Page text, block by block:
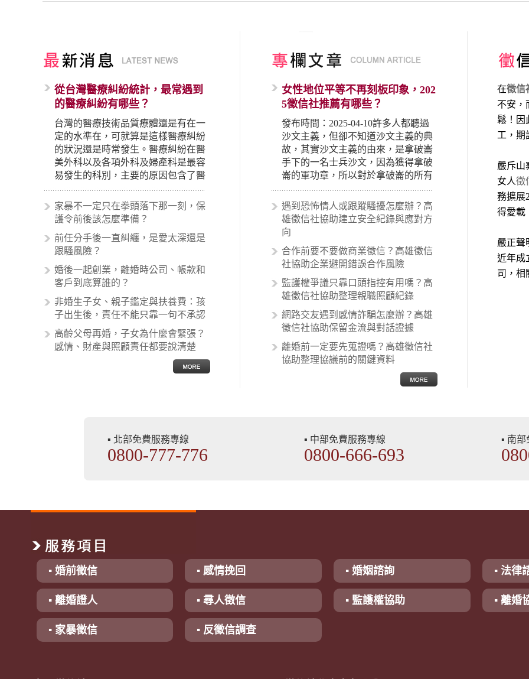
從台灣醫療糾紛統計，最常遇到
的醫療糾紛有哪些？
台灣的醫療技術品質療體還是有在一
定的水準在，可就算是這樣醫療糾紛
的狀況還是時常發生。醫療糾紛在醫
美外科以及各項外科及婦產科是最容
易發生的科別，主要的原因包含了醫
生未盡告知義務、醫療處置疏失、手
術疏失、術後照顧失當、醫療費用的
收取。雖然醫學進步，但醫生與病患
案例中最後都走向訴訟流程，我們如
果不幸遇到相關醫療糾紛時究竟該怎
麼處理呢？醫療糾紛相關的內容其實
非常多，有些案例…
家暴不一定只在拳頭落下那一刻，保
護令前後該怎麼準備？
前任分手後一直糾纏，是愛太深還是
跟騷風險？
婚後一起創業，離婚時公司、帳款和
客戶到底算誰的？
非婚生子女、親子鑑定與扶養費：孩
子出生後，責任不能只靠一句不承認
高齡父母再婚，子女為什麼會緊張？
感情、財產與照顧責任都要說清楚
女性地位平等不再刻板印象，202
5徵信社推薦有哪些？
發布時間：2025-04-10許多人都聽過
沙文主義，但卻不知道沙文主義的典
故，其實沙文主義的由來，是拿破崙
手下的一名士兵沙文，因為獲得拿破
崙的軍功章，所以對於拿破崙的所有
事蹟和政策產生狂熱崇拜，形成偏執
的狀況，所以沙文主義後來就被拿來
暗指偏見和歧視，而且有沙文主義傾
向的人，通常對於自己的國家和民族
國家的人，所以沙文主義也廣泛應用
在種族歧視的說法，甚至還出現了男
性沙文…
遇到恐怖情人或跟蹤騷擾怎麼辦？高
雄徵信社協助建立安全紀錄與應對方
向
合作前要不要做商業徵信？高雄徵信
社協助企業避開錯誤合作風險
監護權爭議只靠口頭指控有用嗎？高
雄徵信社協助整理親職照顧紀錄
網路交友遇到感情詐騙怎麼辦？高雄
徵信社協助保留金流與對話證據
離婚前一定要先蒐證嗎？高雄徵信社
協助整理協議前的關鍵資料
在徵信
不安，
鬆！因
工，期
嚴斥山
女人徵
務擴展
得愛載
嚴正聲
近年成
司，相
▪ 北部免費服務專線
0800-777-776
▪ 中部免費服務專線
0800-666-693
▪ 南
▪ 婚前徵信 ▪ 感情挽回 ▪ 婚姻諮詢 ▪ 法律
▪ 離婚證人 ▪ 尋人徵信 ▪ 監護權協助 ▪ 離婚
▪ 家暴徵信 ▪ 反徵信調查